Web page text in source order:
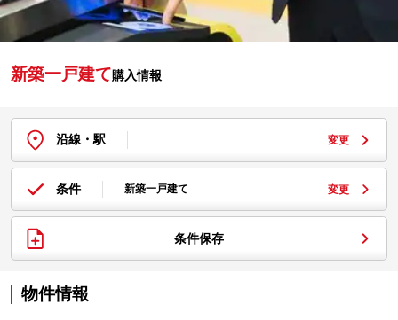
新築一戸建て購入情報
沿線・駅 変更
条件 新築一戸建て 変更
条件保存
物件情報